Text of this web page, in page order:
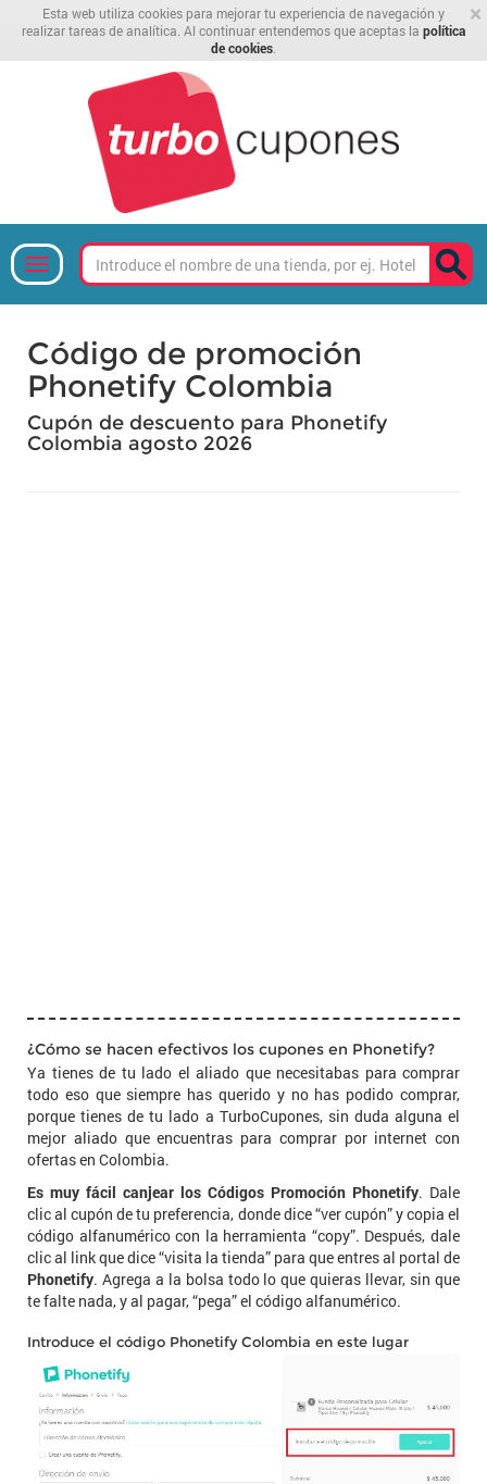
×
Esta web utiliza cookies para mejorar tu experiencia de navegación y
realizar tareas de analítica. Al continuar entendemos que aceptas la política
de cookies
Código de promoción
Phonetify Colombia
Cupón de descuento para Phonetify
Colombia agosto 2026
¿Cómo se hacen efectivos los cupones en Phonetify?
Ya tienes de tu lado el aliado que necesitabas para comprar
todo eso que siempre has querido y no has podido comprar,
porque tienes de tu lado a TurboCupones, sin duda alguna el
mejor aliado que encuentras para comprar por internet con
ofertas en Colombia.
Es muy fácil canjear los Códigos Promoción Phonetify. Dale
clic al cupón de tu preferencia, donde dice “ver cupón” y copia el
código alfanumérico con la herramienta “copy”. Después, dale
clic al link que dice “visita la tienda” para que entres al portal de
Phonetify. Agrega a la bolsa todo lo que quieras llevar, sin que
te falte nada, y al pagar, “pega” el código alfanumérico.
Introduce el código Phonetify Colombia en este lugar